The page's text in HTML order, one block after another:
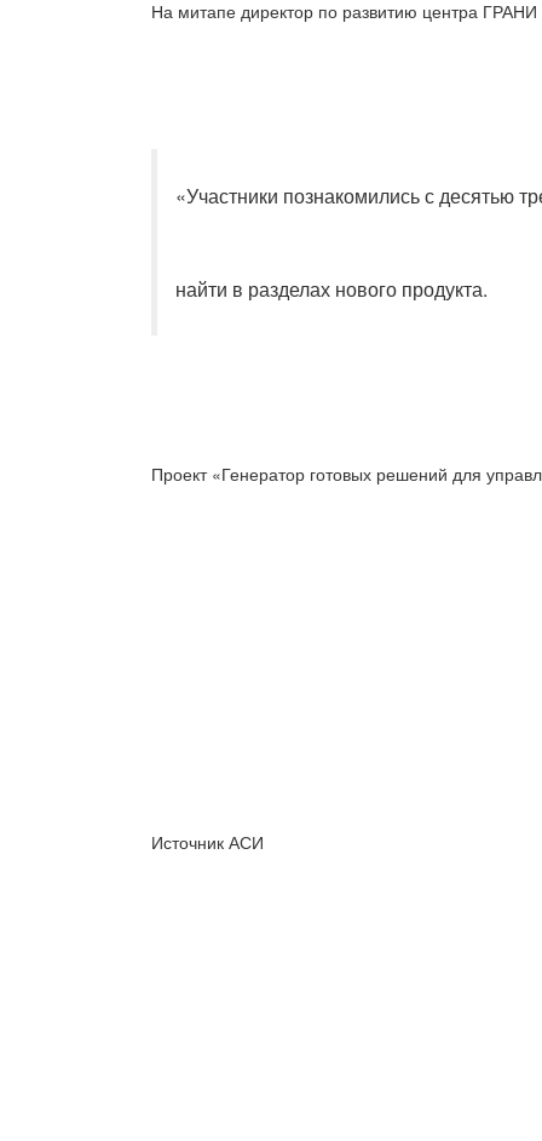
На митапе директор по развитию центра ГРАНИ
«Участники познакомились с десятью
найти в разделах нового продукта.
Проект «Генератор готовых решений для
Источник АСИ